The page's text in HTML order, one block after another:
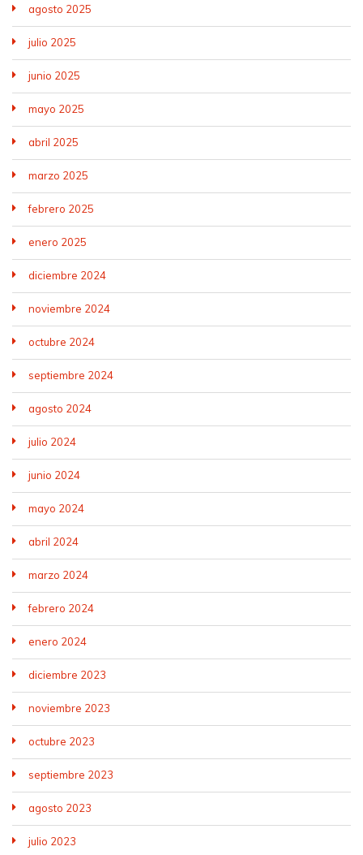
agosto 2025
julio 2025
junio 2025
mayo 2025
abril 2025
marzo 2025
febrero 2025
enero 2025
diciembre 2024
noviembre 2024
octubre 2024
septiembre 2024
agosto 2024
julio 2024
junio 2024
mayo 2024
abril 2024
marzo 2024
febrero 2024
enero 2024
diciembre 2023
noviembre 2023
octubre 2023
septiembre 2023
agosto 2023
julio 2023